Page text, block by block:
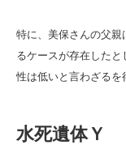
特に、美保さんの父
るケースが存在した
性は低いと言わざるを
水死遺体Ｙ